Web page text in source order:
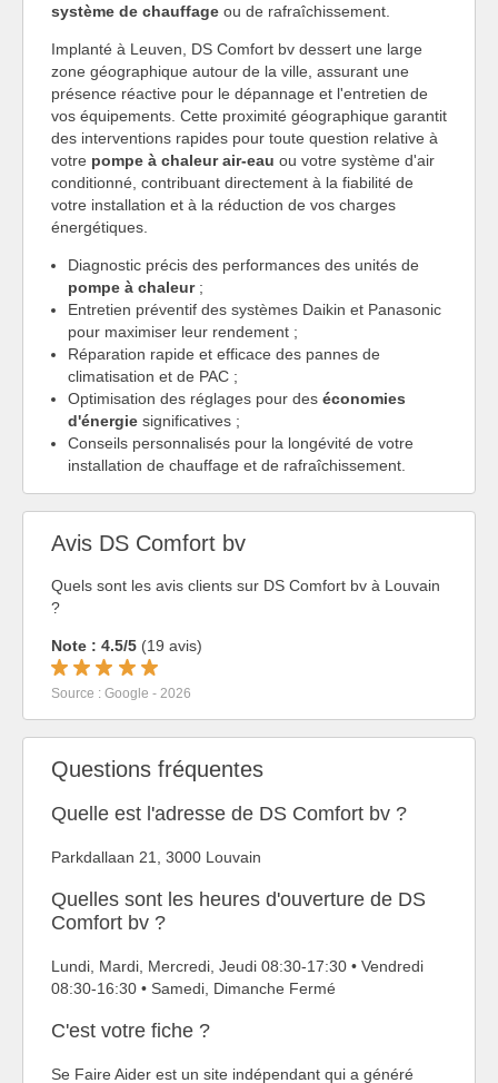
système de chauffage ou de rafraîchissement.
Implanté à Leuven, DS Comfort bv dessert une large
zone géographique autour de la ville, assurant une
présence réactive pour le dépannage et l'entretien de
vos équipements. Cette proximité géographique garantit
des interventions rapides pour toute question relative à
votre pompe à chaleur air-eau ou votre système d'air
conditionné, contribuant directement à la fiabilité de
votre installation et à la réduction de vos charges
énergétiques.
Diagnostic précis des performances des unités de
pompe à chaleur;
Entretien préventif des systèmes Daikin et Panasonic
pour maximiser leur rendement ;
Réparation rapide et efficace des pannes de
climatisation et de PAC ;
Optimisation des réglages pour des économies
d'énergie significatives ;
Conseils personnalisés pour la longévité de votre
installation de chauffage et de rafraîchissement.
Avis DS Comfort bv
Quels sont les avis clients sur DS Comfort bv à Louvain
?
Note : 4.5/5 (19 avis)
Source : Google - 2026
Questions fréquentes
Quelle est l'adresse de DS Comfort bv ?
Parkdallaan 21, 3000 Louvain
Quelles sont les heures d'ouverture de DS
Comfort bv ?
Lundi, Mardi, Mercredi, Jeudi 08:30-17:30 • Vendredi
08:30-16:30 • Samedi, Dimanche Fermé
C'est votre fiche ?
Se Faire Aider est un site indépendant qui a généré